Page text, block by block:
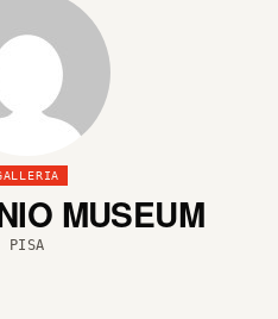
MUSEUM
PISA